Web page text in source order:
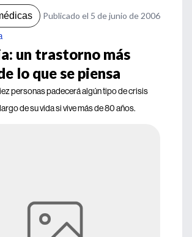
Publicado el 5 de junio de 2006
un trastorno más
lo que se piensa
personas padecerá algún tipo de crisis
de su vida si vive más de 80 años.